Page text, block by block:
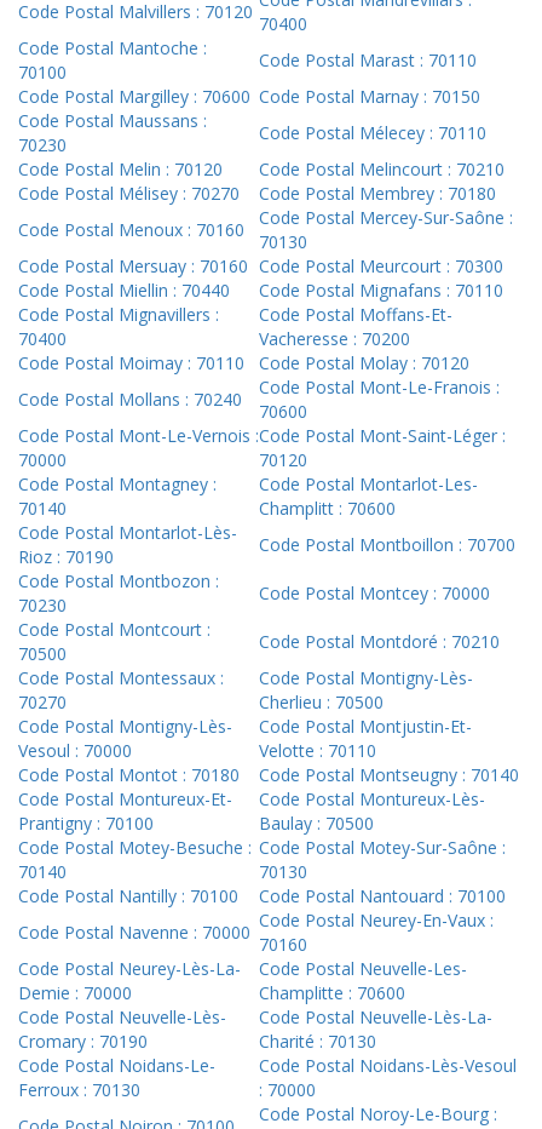
Code Postal Malvillers : 70120
70400
Code Postal Mantoche :
70100
Code Postal Marast : 70110
Code Postal Margilley : 70600 Code Postal Marnay : 70150
Code Postal Maussans :
70230
Code Postal Mélecey : 70110
Code Postal Melin : 70120
Code Postal Melincourt : 70210
Code Postal Mélisey : 70270
Code Postal Membrey : 70180
Code Postal Menoux : 70160
Code Postal Mercey-Sur-Saône :
70130
Code Postal Mersuay : 70160 Code Postal Meurcourt : 70300
Code Postal Miellin : 70440
Code Postal Mignafans : 70110
Code Postal Mignavillers :
70400
Code Postal Moffans-Et-
Vacheresse : 70200
Code Postal Moimay : 70110
Code Postal Molay : 70120
Code Postal Mollans : 70240
Code Postal Mont-Le-Franois :
70600
Code Postal Mont-Le-Vernois :
70000
Code Postal Mont-Saint-Léger :
70120
Code Postal Montagney :
70140
Code Postal Montarlot-Les-
Champlitt : 70600
Code Postal Montarlot-Lès-
Rioz : 70190
Code Postal Montboillon : 70700
Code Postal Montbozon :
70230
Code Postal Montcey : 70000
Code Postal Montcourt :
70500
Code Postal Montdoré : 70210
Code Postal Montessaux :
70270
Code Postal Montigny-Lès-
Cherlieu : 70500
Code Postal Montigny-Lès-
Vesoul : 70000
Code Postal Montjustin-Et-
Velotte : 70110
Code Postal Montot : 70180
Code Postal Montseugny : 70140
Code Postal Montureux-Et-
Prantigny : 70100
Code Postal Montureux-Lès-
Baulay : 70500
Code Postal Motey-Besuche :
70140
Code Postal Motey-Sur-Saône :
70130
Code Postal Nantilly : 70100
Code Postal Nantouard : 70100
Code Postal Navenne : 70000
Code Postal Neurey-En-Vaux :
70160
Code Postal Neurey-Lès-La-
Demie : 70000
Code Postal Neuvelle-Les-
Champlitte : 70600
Code Postal Neuvelle-Lès-
Cromary : 70190
Code Postal Neuvelle-Lès-La-
Charité : 70130
Code Postal Noidans-Le-
Ferroux : 70130
Code Postal Noidans-Lès-Vesoul
: 70000
Code Postal Noroy-Le-Bourg :